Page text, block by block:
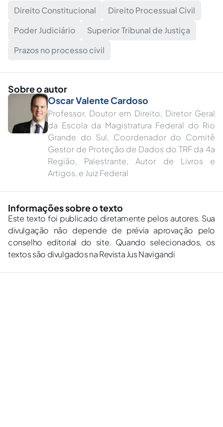
Direito Constitucional
Direito Processual Civil
Poder Judiciário
Superior Tribunal de Justiça
Prazos no processo civil
Sobre o autor
Oscar Valente Cardoso
Professor, Doutor em Direito, Diretor Geral
da Escola da Magistratura Federal do Rio
Grande do Sul, Coordenador do Comitê
Gestor de Proteção de Dados do TRF da 4a
Região, Palestrante, Autor de Livros e
Artigos, e Juiz Federal
Informações sobre o texto
Este texto foi publicado diretamente pelos autores. Sua
divulgação não depende de prévia aprovação pelo
conselho editorial do site. Quando selecionados, os
textos são divulgados na Revista Jus Navigandi